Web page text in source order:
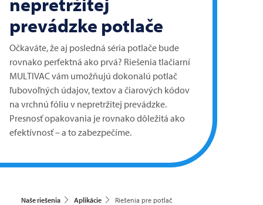
prevádzke potlače
Očkaváte, že aj posledná séria potlače bude
rovnako perfektná ako prvá? Riešenia tlačiarní
MULTIVACvám umožňujú dokonalú potlač
ľubovoľných údajov, textov a čiarových kódov
na vrchnú fóliu v nepretržitej prevádzke.
Presnosť opakovania je rovnako dôležitá ako
efektívnosť – a to zabezpečíme.
Naše riešenia Aplikácie Riešenia pre potlač